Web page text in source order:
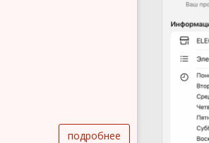
подробнее